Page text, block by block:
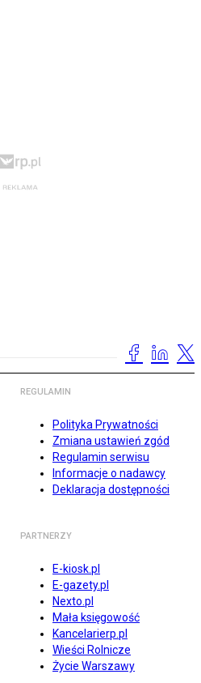
REGULAMIN
Polityka Prywatności
Zmiana ustawień zgód
Regulamin serwisu
Informacje o nadawcy
Deklaracja dostępności
PARTNERZY
E-kiosk.pl
E-gazety.pl
Nexto.pl
Mała księgowość
Kancelarierp.pl
Wieści Rolnicze
Życie Warszawy